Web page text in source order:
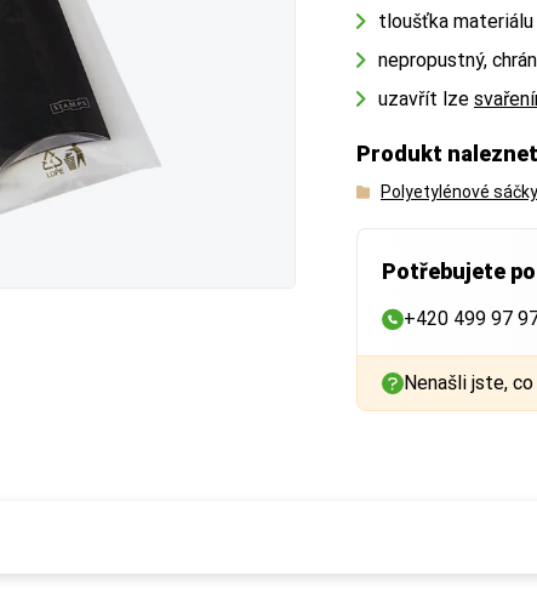
tloušťka
nepropustný,
uzavřít lze
Produkt
Polyetylénové
Potřebujete
+420 499 97
Nenašli jste,